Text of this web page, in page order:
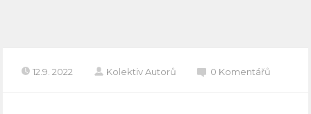
12.9. 2022 Kolektiv Autorů 0 Komentářů